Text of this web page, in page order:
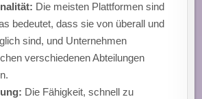
Die meisten Plattformen sind
bedeutet, dass sie von überall und
sind, und Unternehmen
verschiedenen Abteilungen
Die Fähigkeit, schnell zu